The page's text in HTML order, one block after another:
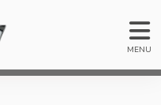
MENU